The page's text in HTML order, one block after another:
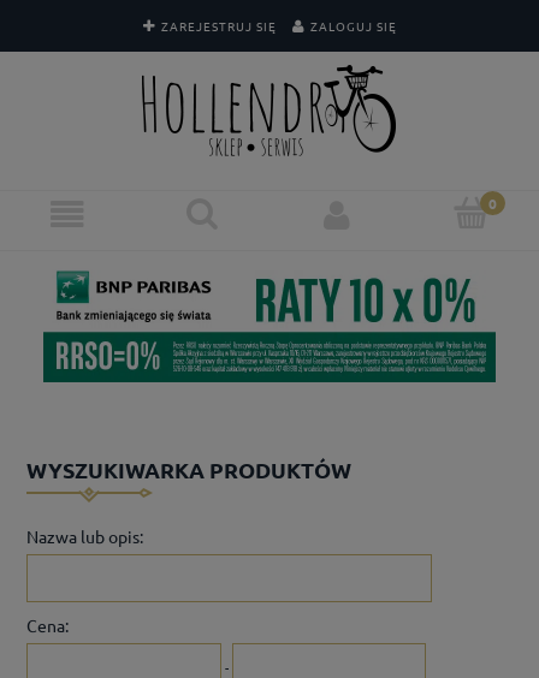
ZAREJESTRUJ SIĘ ZALOGUJ SIĘ
WYSZUKIWARKA PRODUKTÓW
Nazwa lub opis:
Cena:
-